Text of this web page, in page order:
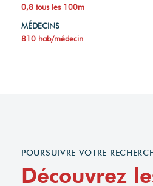
0,8 tous les 100m
MÉDECINS
810 hab/médecin
POURSUIVRE VOTRE
Découvrez